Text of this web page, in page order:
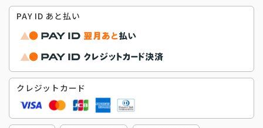
PAY ID あと払い
クレジットカード